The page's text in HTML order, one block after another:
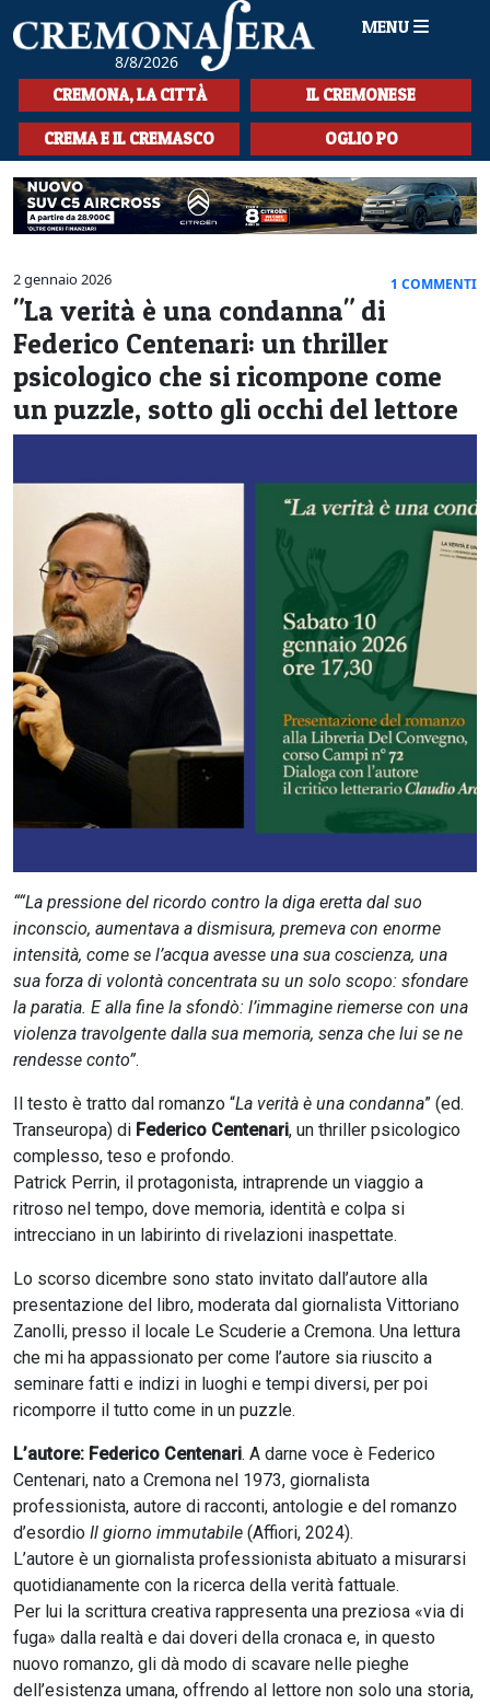
8/8/2026
MENU
HOME
CRONACA
SPORT
LA MUSICA
CULTURA
LA STORIA
SPETTACOLI
L'EDITORIALE
CREMONA, LA CITTÀ IL CREMONESE
CREMA E IL CREMASCO OGLIO PO
2 gennaio 2026 1 COMMENTI
"La verità è una condanna" di
Federico Centenari: un thriller
psicologico che si ricompone come
un puzzle, sotto gli occhi del lettore
““La pressione del ricordo contro la diga eretta dal suo
inconscio, aumentava a dismisura, premeva con enorme
intensità, come se l’acqua avesse una sua coscienza, una
sua forza di volontà concentrata su un solo scopo: sfondare
la paratia. E alla fine la sfondò: l’immagine riemerse con una
violenza travolgente dalla sua memoria, senza che lui se ne
rendesse conto”.
Il testo è tratto dal romanzo “La verità è una condanna” (ed.
Transeuropa) di Federico Centenari, un thriller psicologico
complesso, teso e profondo.
Patrick Perrin, il protagonista, intraprende un viaggio a
ritroso nel tempo, dove memoria, identità e colpa si
intrecciano in un labirinto di rivelazioni inaspettate.
Lo scorso dicembre sono stato invitato dall’autore alla
presentazione del libro, moderata dal giornalista Vittoriano
Zanolli, presso il locale Le Scuderie a Cremona. Una lettura
che mi ha appassionato per come l’autore sia riuscito a
seminare fatti e indizi in luoghi e tempi diversi, per poi
ricomporre il tutto come in un puzzle.
L’autore: Federico Centenari. A darne voce è Federico
Centenari, nato a Cremona nel 1973, giornalista
professionista, autore di racconti, antologie e del romanzo
d’esordio Il giorno immutabile (Affiori, 2024).
L’autore è un giornalista professionista abituato a misurarsi
quotidianamente con la ricerca della verità fattuale.
Per lui la scrittura creativa rappresenta una preziosa «via di
fuga» dalla realtà e dai doveri della cronaca e, in questo
nuovo romanzo, gli dà modo di scavare nelle pieghe
dell’esistenza umana, offrendo al lettore non solo una storia,